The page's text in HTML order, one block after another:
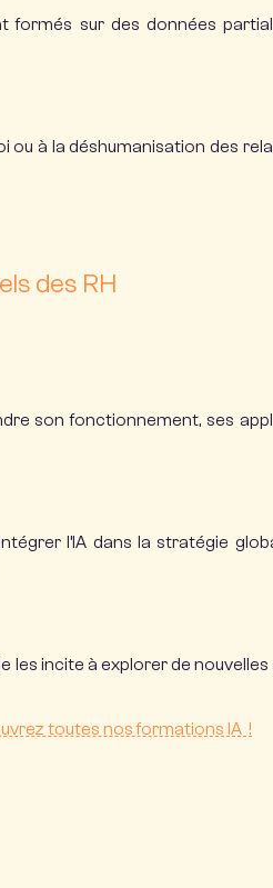
formés sur des données
ou à la déshumanisation des
des RH
son fonctionnement, ses
l’IA dans la stratégie
les incite à explorer de
toutes nos formations IA !